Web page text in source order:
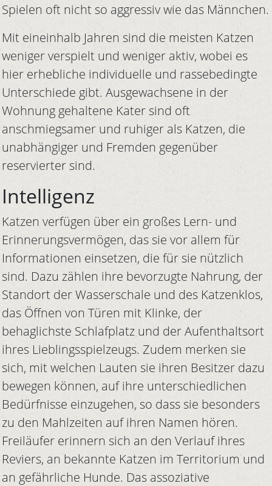
Spielen oft nicht so aggressiv wie das Männchen.
Mit eineinhalb Jahren sind die meisten Katzen
weniger verspielt und weniger aktiv, wobei es
hier erhebliche individuelle und rassebedingte
Unterschiede gibt. Ausgewachsene in der
Wohnung gehaltene Kater sind oft
anschmiegsamer und ruhiger als Katzen, die
unabhängiger und Fremden gegenüber
reservierter sind.
Intelligenz
Katzen verfügen über ein großes Lern- und
Erinnerungsvermögen, das sie vor allem für
Informationen einsetzen, die für sie nützlich
sind. Dazu zählen ihre bevorzugte Nahrung, der
Standort der Wasserschale und des Katzenklos,
das Öffnen von Türen mit Klinke, der
behaglichste Schlafplatz und der Aufenthaltsort
ihres Lieblingsspielzeugs. Zudem merken sie
sich, mit welchen Lauten sie ihren Besitzer dazu
bewegen können, auf ihre unterschiedlichen
Bedürfnisse einzugehen, so dass sie besonders
zu den Mahlzeiten auf ihren Namen hören.
Freiläufer erinnern sich an den Verlauf ihres
Reviers, an bekannte Katzen im Territorium und
an gefährliche Hunde. Das assoziative